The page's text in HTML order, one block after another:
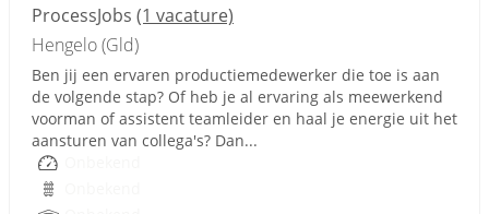
ProcessJobs (1 vacature)
Hengelo (Gld)
Ben jij een ervaren productiemedewerker die toe is aan
de volgende stap? Of heb je al ervaring als meewerkend
voorman of assistent teamleider en haal je energie uit het
aansturen van collega's? Dan...